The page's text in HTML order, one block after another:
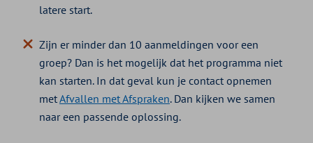
latere start.
Zijn er minder dan 10 aanmeldingen voor een
groep? Dan is het mogelijk dat het programma niet
kan starten. In dat geval kun je contact opnemen
metAfvallen met Afspraken. Dan kijken we samen
naar een passende oplossing.